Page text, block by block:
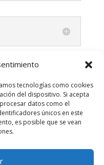
tecnologías como cookies
del dispositivo. Si acepta
datos como el
únicos en este
es posible que se vean